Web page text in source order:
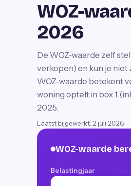
WOZ-
2026
De WOZ-waarde zelf
verkopen) en kun je niet
WOZ-waarde betekent
woning optelt in box 1
2025.
Laatst bijgewerkt: 2 juli 2026
WOZ-waarde
Belastingjaar